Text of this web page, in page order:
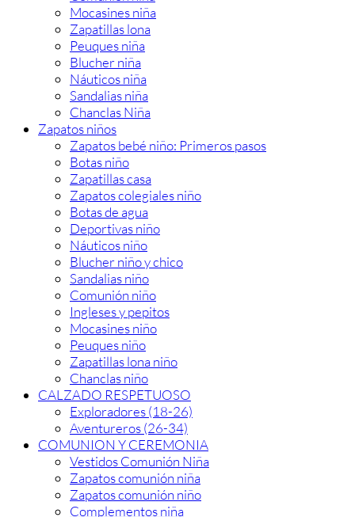
Mocasines niña
Zapatillas lona
Peuques niña
Blucher niña
Náuticos niña
Sandalias niña
Chanclas Niña
Zapatos niños
Zapatos bebé niño: Primeros pasos
Botas niño
Zapatillas casa
Zapatos colegiales niño
Botas de agua
Deportivas niño
Náuticos niño
Blucher niño y chico
Sandalias niño
Comunión niño
Ingleses y pepitos
Mocasines niño
Peuques niño
Zapatillas lona niño
Chanclas niño
CALZADO RESPETUOSO
Exploradores (18-26)
Aventureros (26-34)
COMUNION Y CEREMONIA
Vestidos Comunión Niña
Zapatos comunión niña
Zapatos comunión niño
Complementos niña